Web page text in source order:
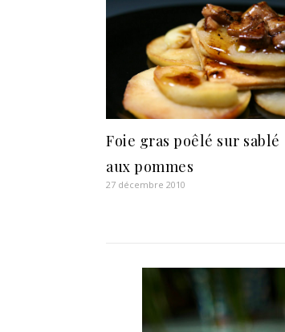
Foie gras poêlé sur sablé
aux pommes
27 décembre 2010